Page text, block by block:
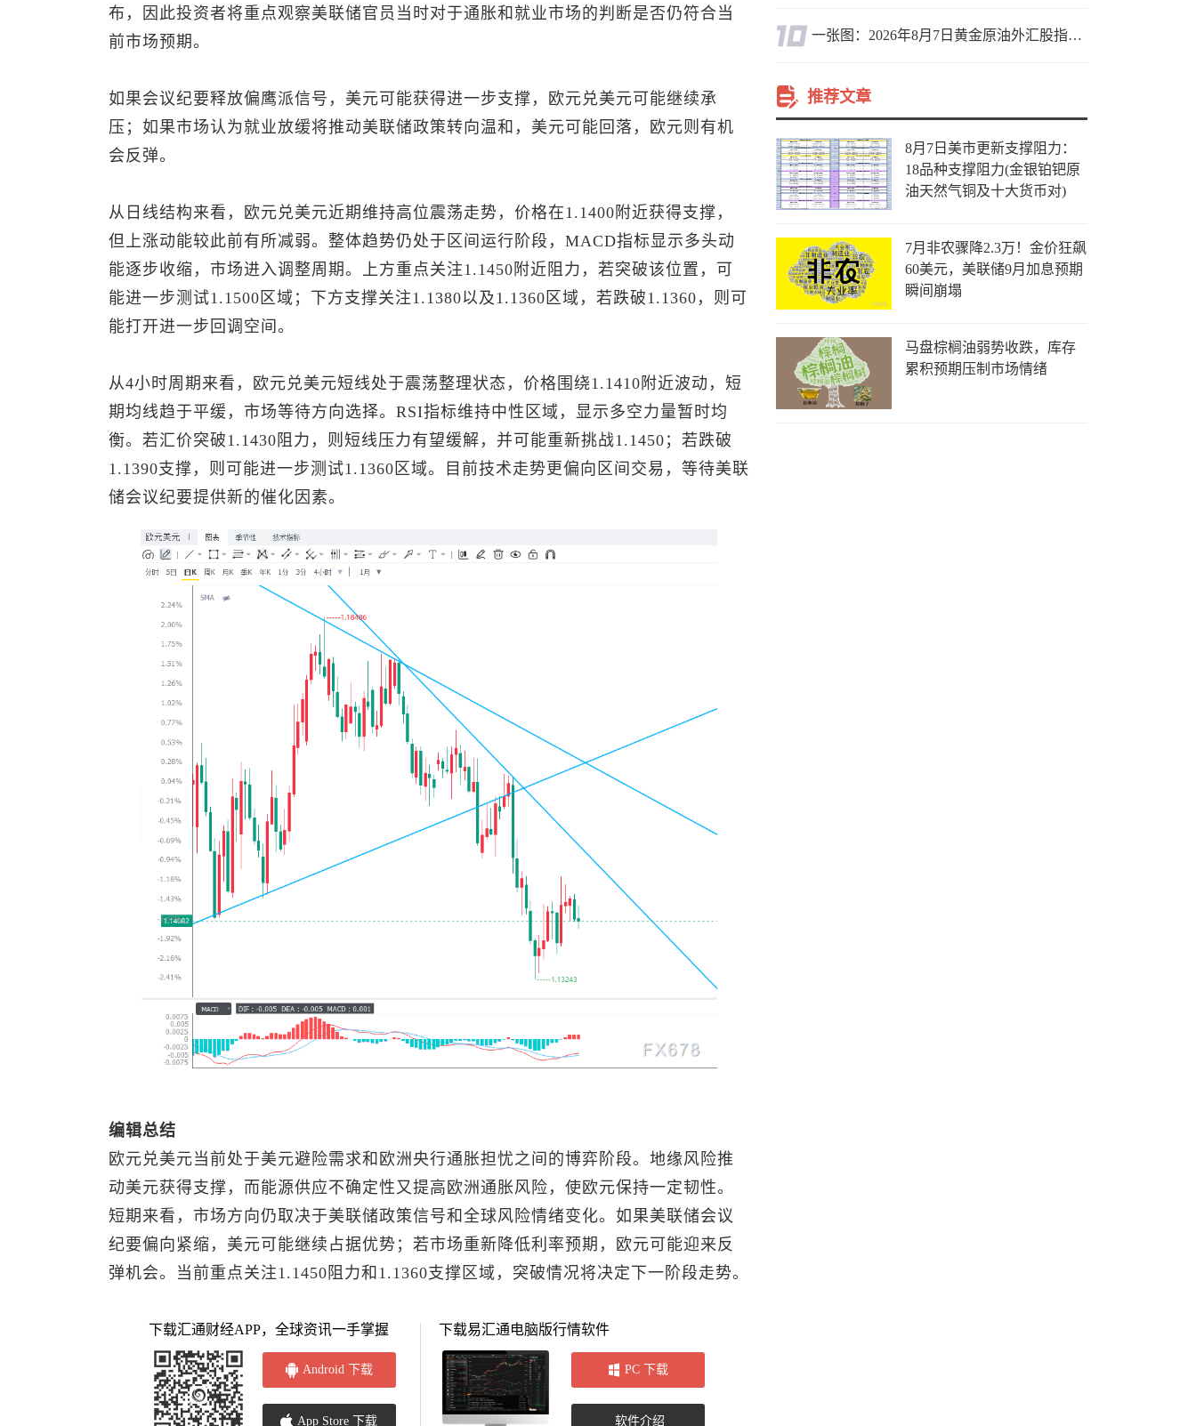
布，因此投资者将重点观察美联储官员当时对于通胀和就业市场的判断是否仍符合当
前市场预期。
如果会议纪要释放偏鹰派信号，美元可能获得进一步支撑， 欧元兑美元可能继续承
压；如果市场认为就业放缓将推动美联储政策转向温和，美元可能回落，欧元则有机
会反弹。
从日线结构来看， 欧元兑美元近期维持高位震荡走势，价格在1.1400附近获得支撑，
但上涨动能较此前有所减弱。整体趋势仍处于区间运行阶段，MACD指标显示多头动
能逐步收缩，市场进入调整周期。上方重点关注1.1450附近阻力，若突破该位置，可
能进一步测试1.1500区域；下方支撑关注1.1380以及1.1360区域，若跌破1.1360，则可
能打开进一步回调空间。
从4小时周期来看， 欧元兑美元短线处于震荡整理状态，价格围绕1.1410附近波动，短
期均线趋于平缓，市场等待方向选择。RSI指标维持中性区域，显示多空力量暂时均
衡。若汇价突破1.1430阻力，则短线压力有望缓解，并可能重新挑战1.1450；若跌破
1.1390支撑，则可能进一步测试1.1360区域。目前技术走势更偏向区间交易，等待美联
储会议纪要提供新的催化因素。
编辑总结
欧元兑美元当前处于美元避险需求和欧洲央行通胀担忧之间的博弈阶段。地缘风险推
动美元获得支撑，而能源供应不确定性又提高欧洲通胀风险，使欧元保持一定韧性。
短期来看，市场方向仍取决于美联储政策信号和全球风险情绪变化。如果美联储会议
纪要偏向紧缩，美元可能继续占据优势；若市场重新降低利率预期，欧元可能迎来反
弹机会。当前重点关注1.1450阻力和1.1360支撑区域，突破情况将决定下一阶段走势。
下载汇通财经APP，全球资讯一手掌握
Android 下载
App Store 下载
下载易汇通电脑版行情软件
PC 下载
软件介绍
一张图：2026年8月7日黄金原油外汇股指“枢纽点+多空持仓信号”一览
推荐文章
8月7日美市更新支撑阻力：
18品种支撑阻力(金银铂钯原
油天然气铜及十大货币对)
7月非农骤降2.3万！金价狂飙
60美元，美联储9月加息预期
瞬间崩塌
马盘棕榈油弱势收跌，库存
累积预期压制市场情绪